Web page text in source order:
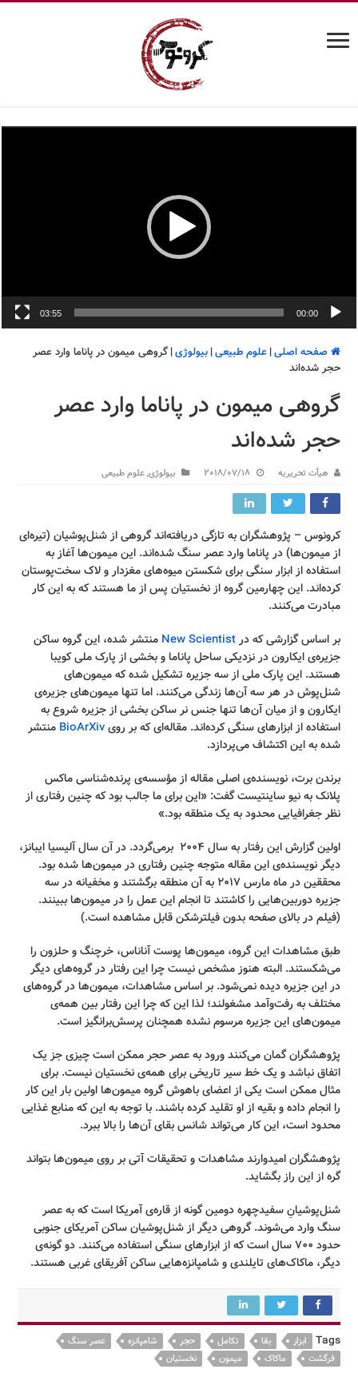
00:00
03:55
صفحه اصلی| علوم طبیعی| بیولوژی| گروهی میمون در پاناما وارد عصر
حجر شده‌اند
گروهی میمون در پاناما وارد عصر
حجر شده‌اند
هیأت تحریریه 2018/07/18 بیولوژی,علوم طبیعی
کرونوس – پژوهشگران به تازگی دریافته‌اند گروهی از شنل‌پوشیان (تیره‌ای
از میمون‌ها) در پاناما وارد عصر سنگ شده‌اند. این میمون‌ها آغاز به
استفاده از ابزار سنگی برای شکستن میوه‌های مغزدار و لاک سخت‌پوستان
کرده‌اند. این چهارمین گروه از نخستیان پس از ما هستند که به این کار
مبادرت می‌کنند.
بر اساس گزارشی که درNew Scientist منتشر شده، این گروه ساکن
جزیره‌ی ایکارون در نزدیکی ساحل پاناما و بخشی از پارک ملی کویبا
هستند. این پارک ملی از سه جزیره تشکیل شده که میمون‌های
شنل‌پوش در هر سه آن‌ها زندگی می‌کنند. اما تنها میمون‌های جزیره‌ی
ایکارون و از میان آن‌ها تنها جنس نر ساکن بخشی از جزیره شروع به
استفاده از ابزارهای سنگی کرده‌اند. مقاله‌ای که بر رویBioArXiv منتشر
شده به این اکتشاف می‌پردازد.
برندن برت، نویسنده‌ی اصلی مقاله از مؤسسه‌ی پرنده‌شناسی ماکس
پلانک به نیو ساینتیست گفت: «این برای ما جالب بود که چنین رفتاری از
نظر جغرافیایی محدود به یک منطقه بود.»
اولین گزارش این رفتار به سال ۲۰۰۴ برمی‌گردد. در آن سال آلیسیا ایبانز،
دیگر نویسنده‌ی این مقاله متوجه چنین رفتاری در میمون‌ها شده بود.
محققین در ماه مارس ۲۰۱۷ به آن منطقه برگشتند و مخفیانه در سه
جزیره دوربین‌هایی را کاشتند تا انجام این عمل را در میمون‌ها ببینند.
(فیلم در بالای صفحه بدون فیلترشکن قابل مشاهده است.)
طبق مشاهدات این گروه، میمون‌ها پوست آناناس، خرچنگ و حلزون را
می‌شکستند. البته هنوز مشخص نیست چرا این رفتار در گروه‌های دیگر
در این جزیره دیده نمی‌شود. بر اساس مشاهدات، میمون‌ها در گروه‌های
مختلف به رفت‌وآمد مشغولند؛ لذا این که چرا این رفتار بین همه‌ی
میمون‌های این جزیره مرسوم نشده همچنان پرسش‌برانگیز است.
پژوهشگران گمان می‌کنند ورود به عصر حجر ممکن است چیزی جز یک
اتفاق نباشد و یک خط سیر تاریخی برای همه‌ی نخستیان نیست. برای
مثال ممکن است یکی از اعضای باهوش گروه میمون‌ها اولین بار این کار
را انجام داده و بقیه از او تقلید کرده باشند. با توجه به این که منابع غذایی
محدود است، این کار می‌تواند شانس بقای آن‌ها را بالا ببرد.
پژوهشگران امیدوارند مشاهدات و تحقیقات آتی بر روی میمون‌ها بتواند
گره از این راز بگشاید.
شنل‌پوشیانِ سفیدچهره دومین گونه از قاره‌ی آمریکا است که به عصر
سنگ وارد می‌شوند. گروهی دیگر از شنل‌پوشیان ساکن آمریکای جنوبی
حدود ۷۰۰ سال است که از ابزارهای سنگی استفاده می‌کنند. دو گونه‌ی
دیگر، ماکاک‌های تایلندی و شامپانزه‌هایی ساکن آفریقای غربی هستند.
Tags ابزار بقا تکامل حجر شامپانزه
عصر سنگ
فرگشت
ماکاک میمون نخستیان